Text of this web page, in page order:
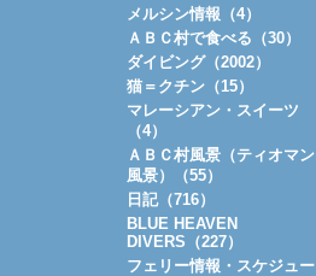
メルシン情報（4）
ＡＢＣ村で食べる（30）
ダイビング（2002）
猫＝クチン（15）
マレーシアン・スイーツ
（4）
ＡＢＣ村風景（ティオマン
風景）（55）
日記（716）
BLUE HEAVEN
DIVERS（227）
フェリー情報・スケジュー